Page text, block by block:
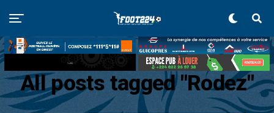
All posts tagged "Rodez"